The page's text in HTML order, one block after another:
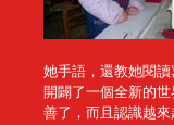
她手語，還教她閱
開闢了一個全新的
善了，而且認識越